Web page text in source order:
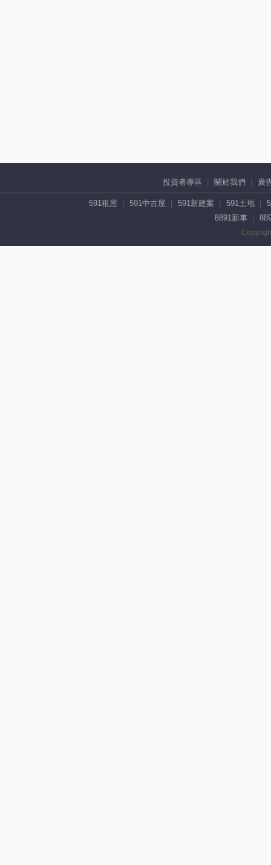
投資者專區 關於我們 廣
591租屋 591中古屋 591新建案 591土地
8891新車